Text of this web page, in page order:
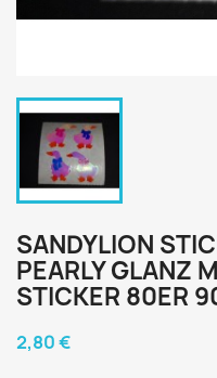
SANDYLION
PEARLY GLANZ
STICKER 80ER
2,80 €